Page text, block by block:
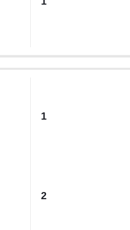
1
2